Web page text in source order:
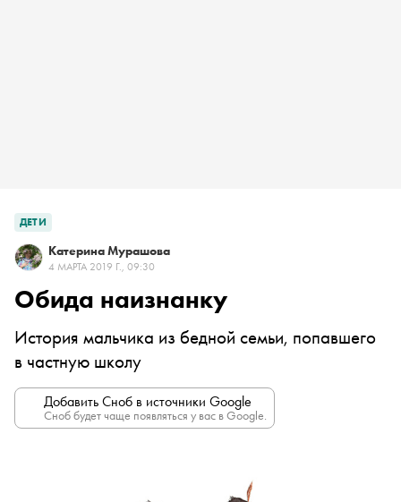
ДЕТИ
Катерина Мурашова
4 МАРТА 2019 Г., 09:30
Обида наизнанку
История мальчика из бедной семьи, попавшего
в частную школу
Добавить Сноб в источники Google
Сноб будет чаще появляться у вас в Google.